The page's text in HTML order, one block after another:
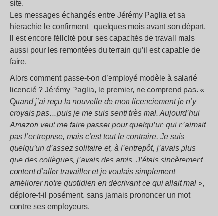
site.
Les messages échangés entre Jérémy Paglia et sa
hierachie le confirment : quelques mois avant son départ,
il est encore félicité pour ses capacités de travail mais
aussi pour les remontées du terrain qu’il est capable de
faire.
Alors comment passe-t-on d’employé modèle à salarié
licencié ? Jérémy Paglia, le premier, ne comprend pas. «
Quand j’ai reçu la nouvelle de mon licenciement je n’y
croyais pas…puis je me suis senti très mal. Aujourd’hui
Amazon veut me faire passer pour quelqu’un qui n’aimait
pas l’entreprise, mais c’est tout le contraire. Je suis
quelqu’un d’assez solitaire et, à l’entrepôt, j’avais plus
que des collègues, j’avais des amis. J’étais sincèrement
content d’aller travailler et je voulais simplement
améliorer notre quotidien en décrivant ce qui allait mal »,
déplore-t-il posément, sans jamais prononcer un mot
contre ses employeurs.